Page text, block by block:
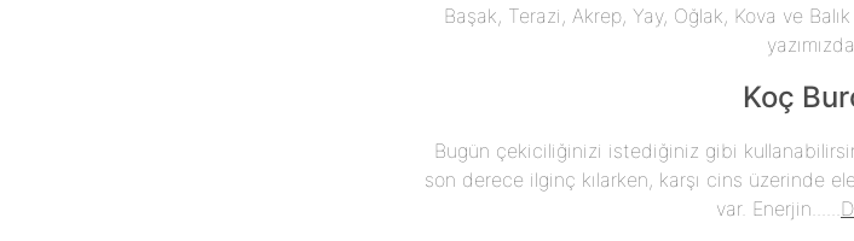
Başak, Terazi, Akrep, Yay, Oğlak, Kova ve
yazımızda.
Koç
Bugün çekiciliğinizi istediğiniz gibi
son derece ilginç kılarken, karşı cins üzerinde
var. Enerjin......